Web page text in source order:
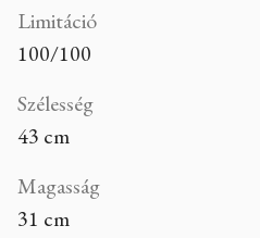
Limitáció
100/100
Szélesség
43 cm
Magasság
31 cm